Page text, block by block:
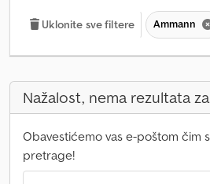
Uklonite sve filtere Ammann
Nažalost, nema rezultata za
Obavestićemo vas e-poštom čim
pretrage!